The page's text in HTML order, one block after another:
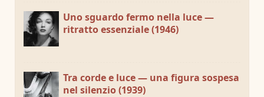
Uno sguardo fermo nella luce —
ritratto essenziale (1946)
Tra corde e luce — una figura sospesa
nel silenzio (1939)